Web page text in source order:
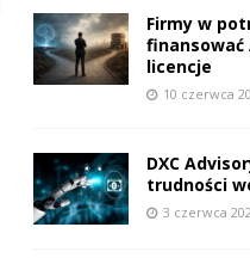
Firmy w
finansować
licencje
10 czerwca
DXC
trudności
3 czerwca